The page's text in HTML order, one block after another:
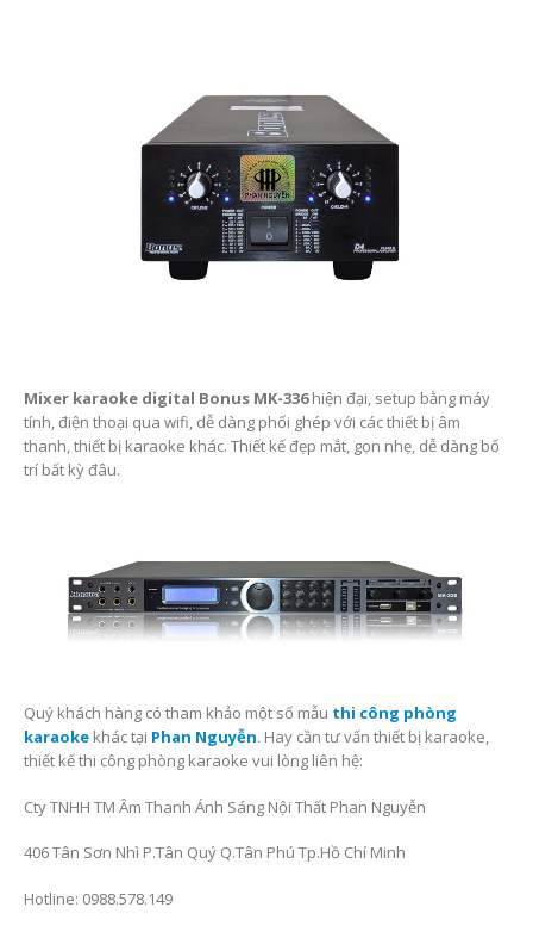
Mixer karaoke digital Bonus MK-336hiện đại, setup bằng máy
tính, điện thoại qua wifi, dễ dàng phối ghép với các thiết bị âm
thanh, thiết bị karaoke khác. Thiết kế đẹp mắt, gọn nhẹ, dễ dàng bố
trí bất kỳ đâu.
Quý khách hàng có tham khảo một số mẫu thi công phòng
karaoke khác tại Phan Nguyễn. Hay cần tư vấn thiết bị karaoke,
thiết kế thi công phòng karaoke vui lòng liên hệ:
Cty TNHH TM Âm Thanh Ánh Sáng Nội Thất Phan Nguyễn
406 Tân Sơn Nhì P.Tân Quý Q.Tân Phú Tp.Hồ Chí Minh
Hotline: 0988.578.149